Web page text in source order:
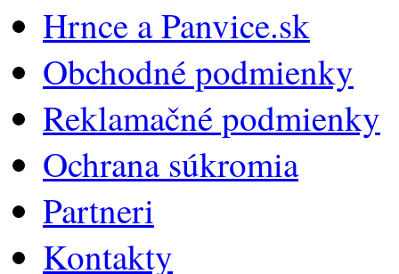
Hrnce a Panvice.sk
Obchodné podmienky
Reklamačné podmienky
Ochrana súkromia
Partneri
Kontakty